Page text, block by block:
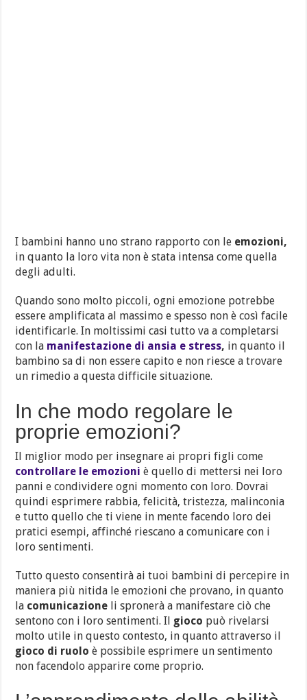
I bambini hanno uno strano rapporto con le emozioni,
in quanto la loro vita non è stata intensa come quella
degli adulti.
Quando sono molto piccoli, ogni emozione potrebbe
essere amplificata al massimo e spesso non è così facile
identificarle. In moltissimi casi tutto va a completarsi
con la manifestazione di ansia e stress, in quanto il
bambino sa di non essere capito e non riesce a trovare
un rimedio a questa difficile situazione.
In che modo regolare le
proprie emozioni?
Il miglior modo per insegnare ai propri figli come
controllare le emozioniè quello di mettersi nei loro
panni e condividere ogni momento con loro. Dovrai
quindi esprimere rabbia, felicità, tristezza, malinconia
e tutto quello che ti viene in mente facendo loro dei
pratici esempi, affinché riescano a comunicare con i
loro sentimenti.
Tutto questo consentirà ai tuoi bambini di percepire in
maniera più nitida le emozioni che provano, in quanto
la comunicazione li spronerà a manifestare ciò che
sentono con i loro sentimenti.Il gioco può rivelarsi
molto utile in questo contesto, in quanto attraverso il
gioco di ruolo è possibile esprimere un sentimento
non facendolo apparire come proprio.